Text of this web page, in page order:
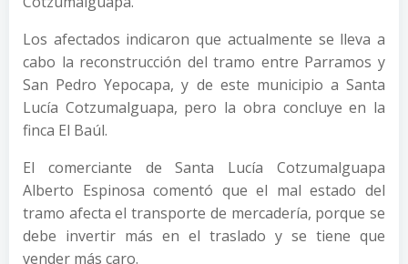
Los afectados indicaron que actualmente se lleva a
cabo la reconstrucción del tramo entre Parramos y
San Pedro Yepocapa, y de este municipio a Santa
Lucía Cotzumalguapa, pero la obra concluye en la
finca El Baúl.
El comerciante de Santa Lucía Cotzumalguapa
Alberto Espinosa comentó que el mal estado del
tramo afecta el transporte de mercadería, porque se
debe invertir más en el traslado y se tiene que
vender más caro.